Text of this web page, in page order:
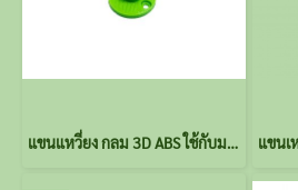
แขนแหวี่ยง กลม 3D ABS ใช้กับมอเตอร์เกียร์ BO